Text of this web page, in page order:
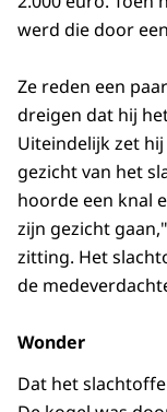
werd die door
Ze reden een
dreigen dat hij
Uiteindelijk zet
gezicht van het
hoorde een knal
zijn gezicht
zitting. Het
de
Wonder
Dat het